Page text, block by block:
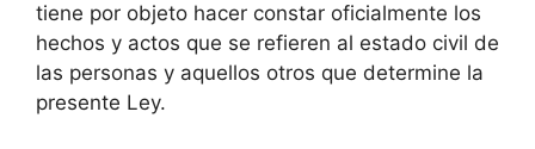
tiene por objeto hacer constar oficialmente los
hechos y actos que se refieren al estado civil de
las personas y aquellos otros que determine la
presente Ley.